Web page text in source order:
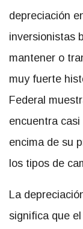
depreciación
inversionistas
mantener o
muy fuerte
Federal
encuentra
encima de su
los tipos de
La
significa que